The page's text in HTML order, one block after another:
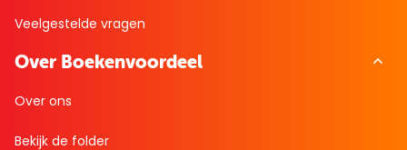
Veelgestelde vragen
Over Boekenvoordeel
Over ons
Bekijk de folder